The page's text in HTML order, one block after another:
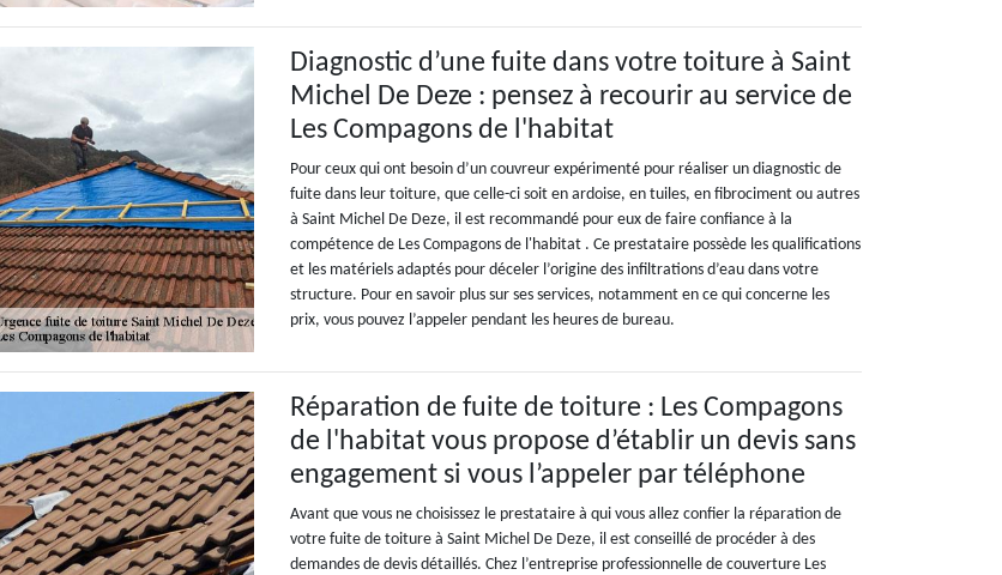
Diagnostic d’une fuite dans votre toiture à Saint
Michel De Deze : pensez à recourir au service de
Les Compagons de l'habitat
Pour ceux qui ont besoin d’un couvreur expérimenté pour réaliser un diagnostic de
fuite dans leur toiture, que celle-ci soit en ardoise, en tuiles, en fibrociment ou autres
à Saint Michel De Deze, il est recommandé pour eux de faire confiance à la
compétence de Les Compagons de l'habitat . Ce prestataire possède les qualifications
et les matériels adaptés pour déceler l’origine des infiltrations d’eau dans votre
structure. Pour en savoir plus sur ses services, notamment en ce qui concerne les
prix, vous pouvez l’appeler pendant les heures de bureau.
Réparation de fuite de toiture : Les Compagons
de l'habitat vous propose d’établir un devis sans
engagement si vous l’appeler par téléphone
Avant que vous ne choisissez le prestataire à qui vous allez confier la réparation de
votre fuite de toiture à Saint Michel De Deze, il est conseillé de procéder à des
demandes de devis détaillés. Chez l’entreprise professionnelle de couverture Les